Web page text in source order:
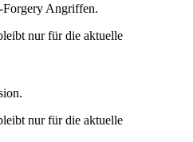
Forgery Angriffen.
nur für die aktuelle
nur für die aktuelle